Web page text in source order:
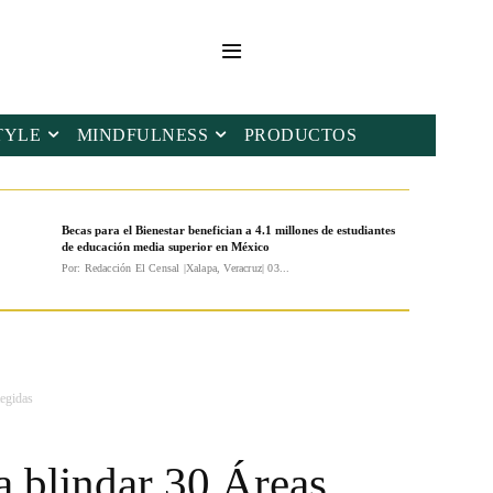
MINDFULNESS PRODUCTOS
Becas para el Bienestar benefician a 4.1 millones de estudiantes
de educación media superior en México
Por: Redacción El Censal |Xalapa, Veracruz| 03...
blindar 30 Áreas